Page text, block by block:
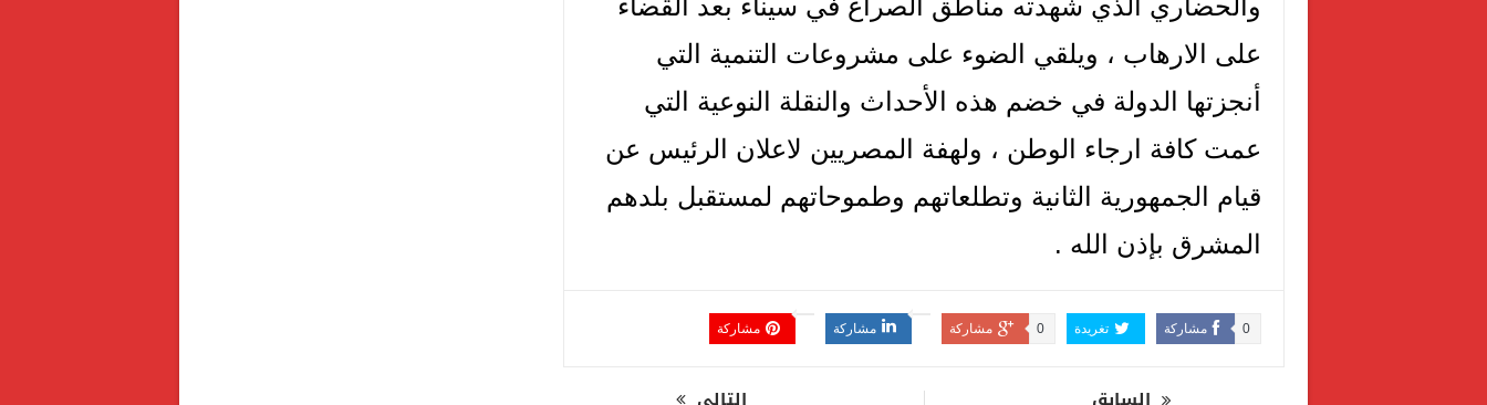
على الارهاب ، ويلقي الضوء على مشروعات التنمية التي
أنجزتها الدولة في خضم هذه الأحداث والنقلة النوعية التي
عمت كافة ارجاء الوطن ، ولهفة المصريين لاعلان الرئيس عن
قيام الجمهورية الثانية وتطلعاتهم وطموحاتهم لمستقبل بلدهم
المشرق بإذن الله .
مشاركة 0 تغريدة مشاركة 0 مشاركة مشاركة